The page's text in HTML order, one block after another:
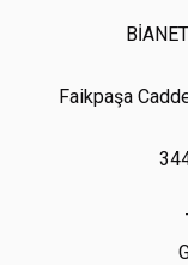
Faikpaşa